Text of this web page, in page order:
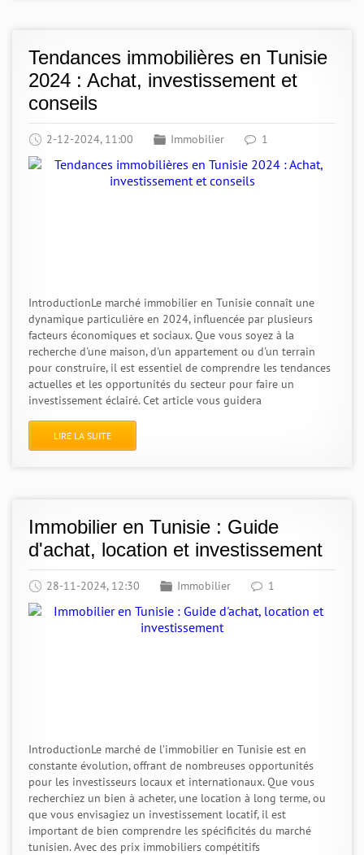
Tendances immobilières en Tunisie
2024 : Achat, investissement et
conseils
2-12-2024, 11:00 Immobilier 1
IntroductionLe marché immobilier en Tunisie connaît une
dynamique particulière en 2024, influencée par plusieurs
facteurs économiques et sociaux. Que vous soyez à la
recherche d'une maison, d'un appartement ou d'un terrain
pour construire, il est essentiel de comprendre les tendances
actuelles et les opportunités du secteur pour faire un
investissement éclairé. Cet article vous guidera
LIRE LA SUITE
Immobilier en Tunisie : Guide
d'achat, location et investissement
28-11-2024, 12:30 Immobilier 1
IntroductionLe marché de l’immobilier en Tunisie est en
constante évolution, offrant de nombreuses opportunités
pour les investisseurs locaux et internationaux. Que vous
recherchiez un bien à acheter, une location à long terme, ou
que vous envisagiez un investissement locatif, il est
important de bien comprendre les spécificités du marché
tunisien. Avec des prix immobiliers compétitifs